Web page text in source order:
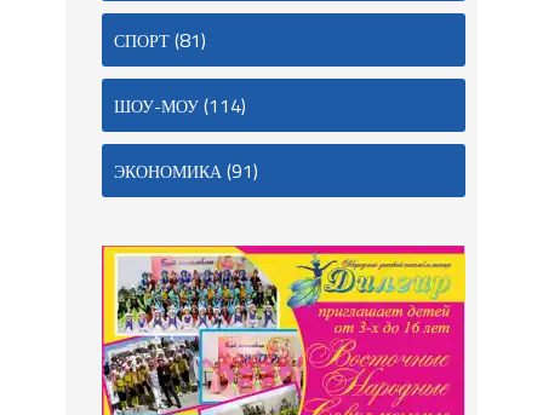
СПОРТ(81)
ШОУ-МОУ(114)
ЭКОНОМИКА(91)